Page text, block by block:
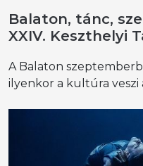
Balaton, tánc,
XXIV. Keszthelyi
A Balaton
ilyenkor a kultúra veszi